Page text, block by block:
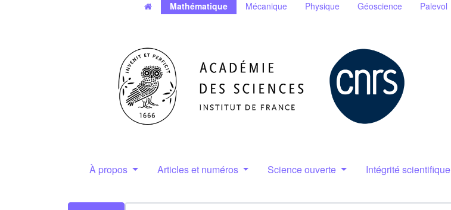
Mathématique Mécanique Physique Géoscience Palevol
À propos Articles et numéros Science ouverte Intégrité scientifique